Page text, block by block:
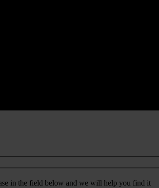
in the field below and we will help you find it